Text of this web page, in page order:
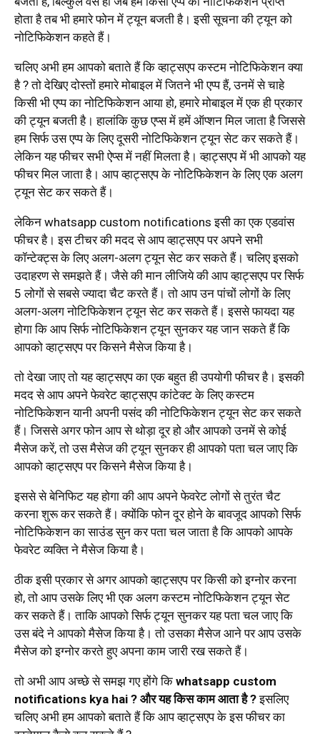
होता है तब भी हमारे फोन में ट्यून बजती है। इसी सूचना की ट्यून को
नोटिफिकेशन कहते हैं।
चलिए अभी हम आपको बताते हैं कि व्हाट्सएप कस्टम नोटिफिकेशन क्या
है ? तो देखिए दोस्तों हमारे मोबाइल में जितने भी एप्प हैं, उनमें से चाहे
किसी भी एप्प का नोटिफिकेशन आया हो, हमारे मोबाइल में एक ही प्रकार
की ट्यून बजती है। हालांकि कुछ एप्स में हमें ऑप्शन मिल जाता है जिससे
हम सिर्फ उस एप्प के लिए दूसरी नोटिफिकेशन ट्यून सेट कर सकते हैं।
लेकिन यह फीचर सभी ऐप्स में नहीं मिलता है। व्हाट्सएप में भी आपको यह
फीचर मिल जाता है। आप व्हाट्सएप के नोटिफिकेशन के लिए एक अलग
ट्यून सेट कर सकते हैं।
लेकिन whatsapp custom notifications इसी का एक एडवांस
फीचर है। इस टीचर की मदद से आप व्हाट्सएप पर अपने सभी
कॉन्टेक्ट्स के लिए अलग-अलग ट्यून सेट कर सकते हैं। चलिए इसको
उदाहरण से समझते हैं। जैसे की मान लीजिये की आप व्हाट्सएप पर सिर्फ
5 लोगों से सबसे ज्यादा चैट करते हैं। तो आप उन पांचों लोगों के लिए
अलग-अलग नोटिफिकेशन ट्यून सेट कर सकते हैं। इससे फायदा यह
होगा कि आप सिर्फ नोटिफिकेशन ट्यून सुनकर यह जान सकते हैं कि
आपको व्हाट्सएप पर किसने मैसेज किया है।
तो देखा जाए तो यह व्हाट्सएप का एक बहुत ही उपयोगी फीचर है। इसकी
मदद से आप अपने फेवरेट व्हाट्सएप कांटेक्ट के लिए कस्टम
नोटिफिकेशन यानी अपनी पसंद की नोटिफिकेशन ट्यून सेट कर सकते
हैं। जिससे अगर फोन आप से थोड़ा दूर हो और आपको उनमें से कोई
मैसेज करें, तो उस मैसेज की ट्यून सुनकर ही आपको पता चल जाए कि
आपको व्हाट्सएप पर किसने मैसेज किया है।
इससे से बेनिफिट यह होगा की आप अपने फेवरेट लोगों से तुरंत चैट
करना शुरू कर सकते हैं। क्योंकि फोन दूर होने के बावजूद आपको सिर्फ
नोटिफिकेशन का साउंड सुन कर पता चल जाता है कि आपको आपके
फेवरेट व्यक्ति ने मैसेज किया है।
ठीक इसी प्रकार से अगर आपको व्हाट्सएप पर किसी को इग्नोर करना
हो, तो आप उसके लिए भी एक अलग कस्टम नोटिफिकेशन ट्यून सेट
कर सकते हैं। ताकि आपको सिर्फ ट्यून सुनकर यह पता चल जाए कि
उस बंदे ने आपको मैसेज किया है। तो उसका मैसेज आने पर आप उसके
मैसेज को इग्नोर करते हुए अपना काम जारी रख सकते हैं।
तो अभी आप अच्छे से समझ गए होंगे कि whatsapp custom
notifications kya hai ? और यह किस काम आता है ?इसलिए
चलिए अभी हम आपको बताते हैं कि आप व्हाट्सएप के इस फीचर का